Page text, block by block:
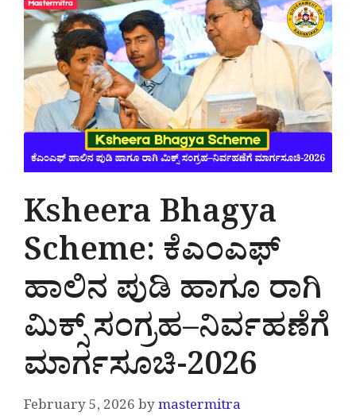
Ksheera Bhagya
Scheme: ಕೆಎಂಎಫ್
ಹಾಲಿನ ಪುಡಿ ಹಾಗೂ ರಾಗಿ
ಮಿಕ್ಸ್ ಸಂಗ್ರಹ–ನಿರ್ವಹಣೆಗೆ
ಮಾರ್ಗಸೂಚಿ-2026
February 5, 2026bymastermitra